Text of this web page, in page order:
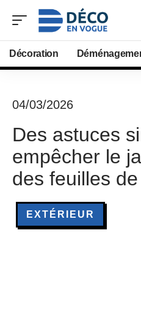
Décoration
04/03/2026
Des astuces
empêcher le
des feuilles
EXTÉRIEUR